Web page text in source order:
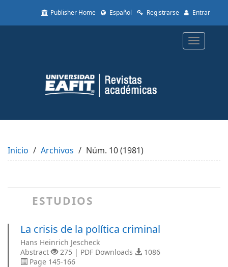
to
Content
Sidebar
Publisher Home Español Registrarse Entrar
Toggle
Inicio Archivos Núm. 10 (1981)
ESTUDIOS
La crisis de la política criminal
Hans Heinrich Jescheck
Abstract
275 | PDF Downloads
1086
Page 145-166